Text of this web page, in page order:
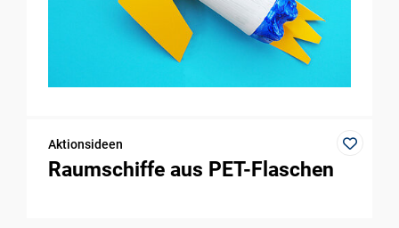
Aktionsideen
Raumschiffe aus PET-Flaschen